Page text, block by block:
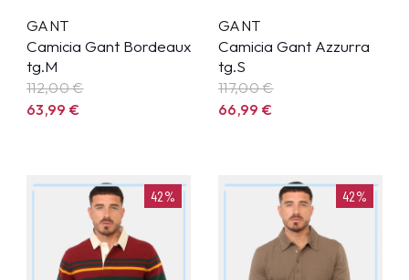
GANT
Camicia Gant Bordeaux
tg.M
112,00 €
63,99€
GANT
Camicia Gant Azzurra
tg.S
117,00 €
66,99€
42% 42%